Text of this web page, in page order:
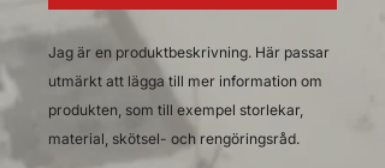
Jag är en produktbeskrivning. Här passar
utmärkt att lägga till mer information om
produkten, som till exempel storlekar,
material, skötsel- och rengöringsråd.